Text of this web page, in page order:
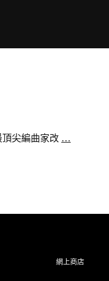
頂尖編曲家改 …
網上商店